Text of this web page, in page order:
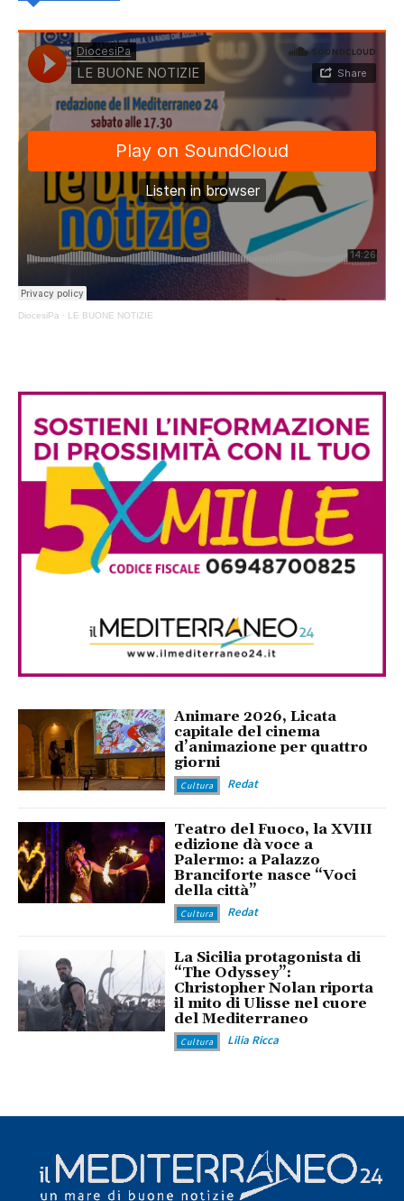
DiocesiPa · LE BUONE NOTIZIE
Animare 2026, Licata
capitale del cinema
d’animazione per quattro
giorni
Cultura Redat
Teatro del Fuoco, la XVIII
edizione dà voce a
Palermo: a Palazzo
Branciforte nasce “Voci
della città”
Cultura Redat
La Sicilia protagonista di
“The Odyssey”:
Christopher Nolan riporta
il mito di Ulisse nel cuore
del Mediterraneo
Cultura Lilia Ricca